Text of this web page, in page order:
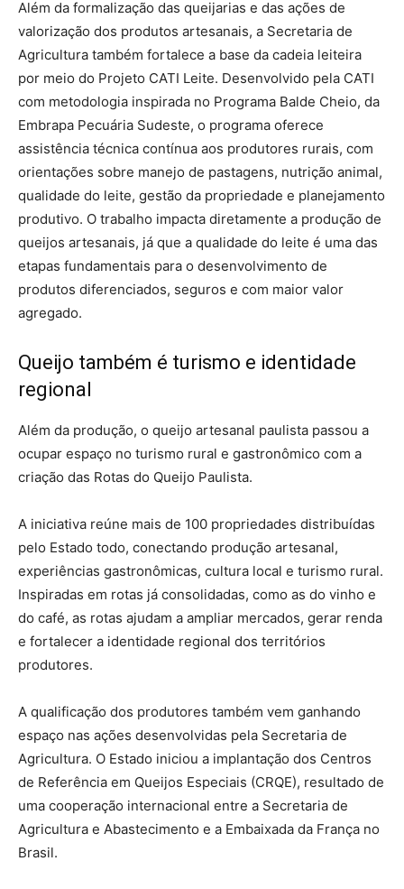
Além da formalização das queijarias e das ações de
valorização dos produtos artesanais, a Secretaria de
Agricultura também fortalece a base da cadeia leiteira
por meio do Projeto CATI Leite. Desenvolvido pela CATI
com metodologia inspirada no Programa Balde Cheio, da
Embrapa Pecuária Sudeste, o programa oferece
assistência técnica contínua aos produtores rurais, com
orientações sobre manejo de pastagens, nutrição animal,
qualidade do leite, gestão da propriedade e planejamento
produtivo. O trabalho impacta diretamente a produção de
queijos artesanais, já que a qualidade do leite é uma das
etapas fundamentais para o desenvolvimento de
produtos diferenciados, seguros e com maior valor
agregado.
Queijo também é turismo e identidade
regional
Além da produção, o queijo artesanal paulista passou a
ocupar espaço no turismo rural e gastronômico com a
criação das Rotas do Queijo Paulista.
A iniciativa reúne mais de 100 propriedades distribuídas
pelo Estado todo, conectando produção artesanal,
experiências gastronômicas, cultura local e turismo rural.
Inspiradas em rotas já consolidadas, como as do vinho e
do café, as rotas ajudam a ampliar mercados, gerar renda
e fortalecer a identidade regional dos territórios
produtores.
A qualificação dos produtores também vem ganhando
espaço nas ações desenvolvidas pela Secretaria de
Agricultura. O Estado iniciou a implantação dos Centros
de Referência em Queijos Especiais (CRQE), resultado de
uma cooperação internacional entre a Secretaria de
Agricultura e Abastecimento e a Embaixada da França no
Brasil.